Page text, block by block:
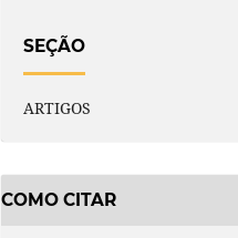
SEÇÃO
ARTIGOS
COMO CITAR